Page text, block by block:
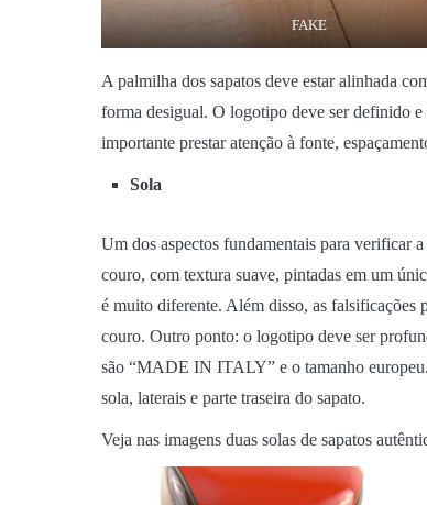
FAKE
A palmilha dos sapatos deve estar alinhada
forma desigual. O logotipo deve ser definido
importante prestar atenção à fonte,
Sola
Um dos aspectos fundamentais para verificar
couro, com textura suave, pintadas em um
é muito diferente. Além disso, as falsificações
couro. Outro ponto: o logotipo deve ser
são “MADE IN ITALY” e o tamanho
sola, laterais e parte traseira do sapato.
Veja nas imagens duas solas de sapatos